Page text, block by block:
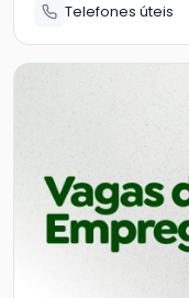
Telefones úteis